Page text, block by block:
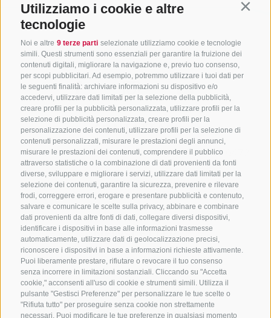
Utilizziamo i cookie e altre
tecnologie
Noi e altre 9 terze parti selezionate utilizziamo cookie e tecnologie
simili. Questi strumenti sono essenziali per garantire la fruizione dei
contenuti digitali, migliorare la navigazione e, previo tuo consenso,
per scopi pubblicitari. Ad esempio, potremmo utilizzare i tuoi dati per
le seguenti finalità: archiviare informazioni su dispositivo e/o
accedervi, utilizzare dati limitati per la selezione della pubblicità,
creare profili per la pubblicità personalizzata, utilizzare profili per la
selezione di pubblicità personalizzata, creare profili per la
personalizzazione dei contenuti, utilizzare profili per la selezione di
contenuti personalizzati, misurare le prestazioni degli annunci,
misurare le prestazioni dei contenuti, comprendere il pubblico
attraverso statistiche o la combinazione di dati provenienti da fonti
diverse, sviluppare e migliorare i servizi, utilizzare dati limitati per la
selezione dei contenuti, garantire la sicurezza, prevenire e rilevare
frodi, correggere errori, erogare e presentare pubblicità e contenuto,
salvare e comunicare le scelte sulla privacy, abbinare e combinare
dati provenienti da altre fonti di dati, collegare diversi dispositivi,
identificare i dispositivi in base alle informazioni trasmesse
automaticamente, utilizzare dati di geolocalizzazione precisi,
riconoscere i dispositivi in base a informazioni richieste attivamente.
Puoi liberamente prestare, rifiutare o revocare il tuo consenso
senza incorrere in limitazioni sostanziali. Cliccando su "Accetta
cookie," acconsenti all'uso di cookie e strumenti simili. Utilizza il
pulsante "Gestisci Preferenze" per personalizzare le tue scelte o
"Rifiuta tutto" per proseguire senza cookie non strettamente
necessari. Puoi modificare le tue preferenze in qualsiasi momento
CONTATTACI
+39 0472 765325/+39 0472 760608/+39 0472
632372
info@sterzing-ratschings.it
NEWSLETTER
Rimani aggiornato sulle nostre offerte